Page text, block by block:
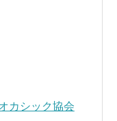
カシック協会